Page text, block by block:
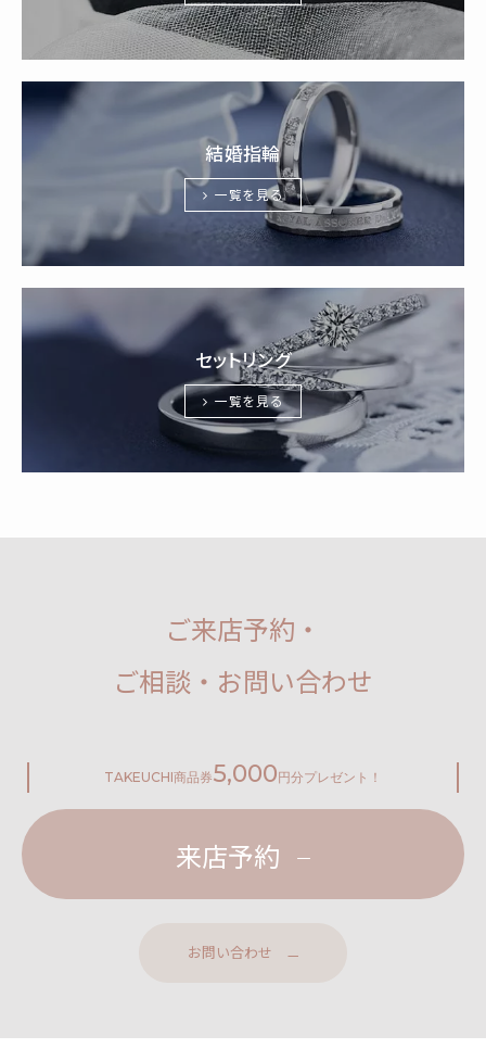
結婚指輪
一覧を見る
セットリング
一覧を見る
ご来店予約・
ご相談・お問い合わせ
TAKEUCHI商品券5,000 円分プレゼント！
来店予約
お問い合わせ